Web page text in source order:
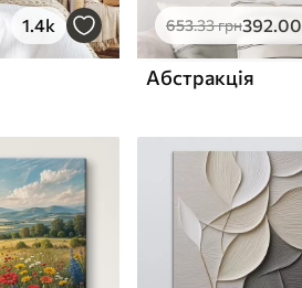
1.4k 653.33грн392.00
Абстракція